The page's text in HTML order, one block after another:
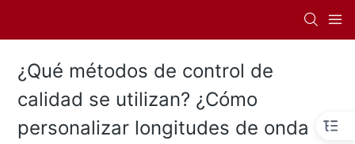
¿Qué métodos de control de
calidad se utilizan? ¿Cómo
personalizar longitudes de onda